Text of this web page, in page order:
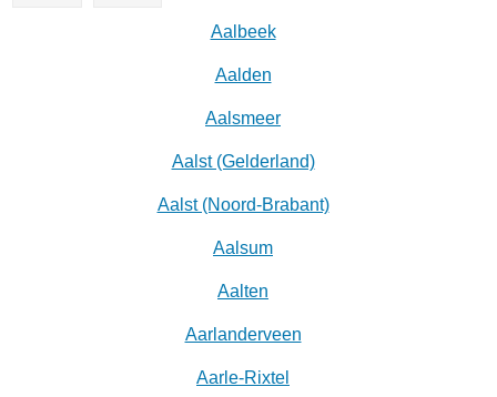
Aalbeek
Aalden
Aalsmeer
Aalst (Gelderland)
Aalst (Noord-Brabant)
Aalsum
Aalten
Aarlanderveen
Aarle-Rixtel